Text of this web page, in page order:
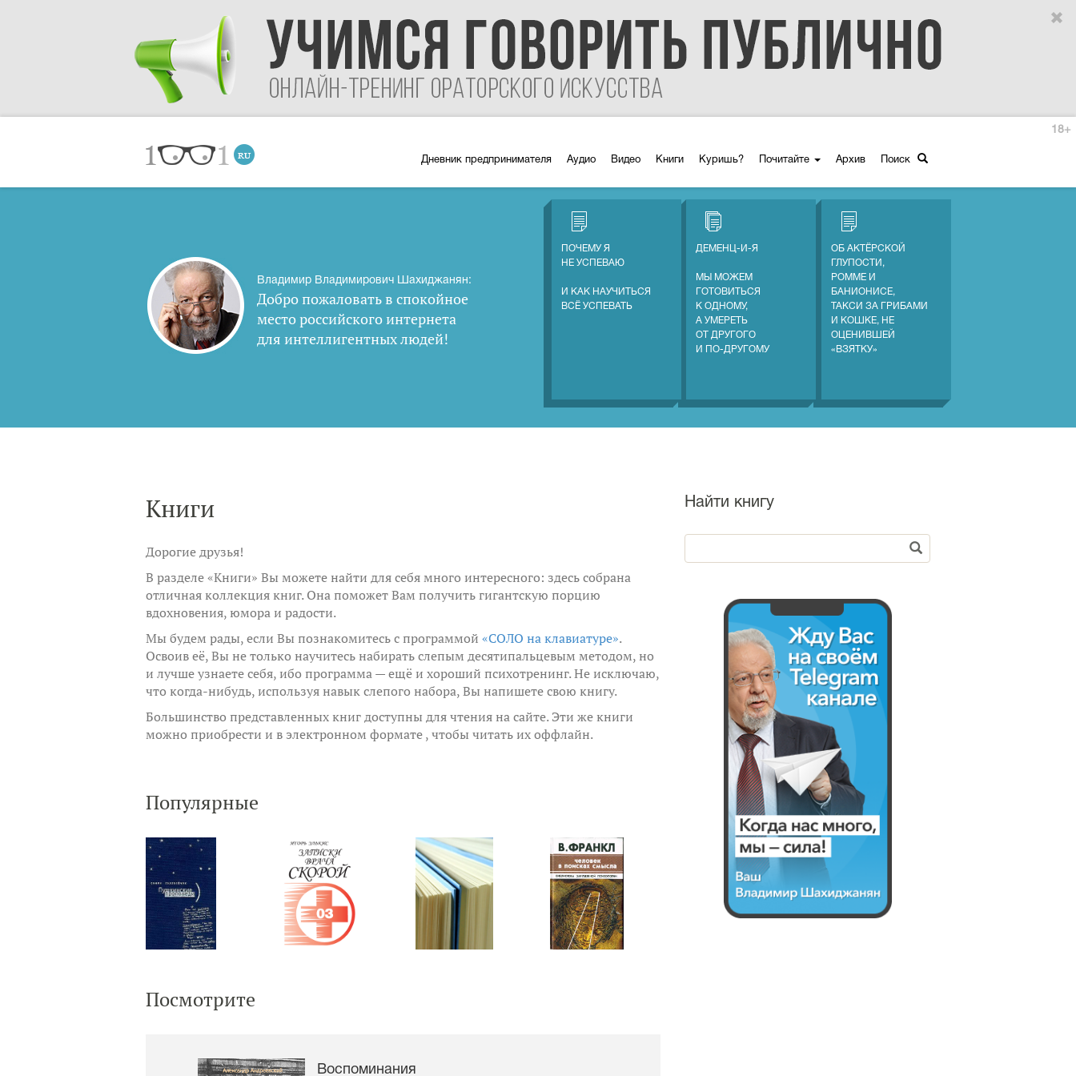
Дневник предпринимателя Аудио Видео Книги Куришь? Почитайте Архив Поиск
18+
Владимир Владимирович Шахиджанян:
Добро пожаловать в спокойное
место российского интернета
для интеллигентных людей!
ПОЧЕМУ Я
НЕ УСПЕВАЮ
И КАК НАУЧИТЬСЯ
ВСЁ УСПЕВАТЬ
ДЕМЕНЦ-И-Я
МЫ МОЖЕМ
ГОТОВИТЬСЯ
К ОДНОМУ,
А УМЕРЕТЬ
ОТ ДРУГОГО
И ПО-ДРУГОМУ
ОБ АКТЁРСКОЙ
ГЛУПОСТИ,
РОММЕ И
БАНИОНИСЕ,
ТАКСИ ЗА ГРИБАМИ
И КОШКЕ, НЕ
ОЦЕНИВШЕЙ
«ВЗЯТКУ»
Книги
Дорогие друзья!
В разделе «Книги» Вы можете найти для себя много интересного: здесь собрана
отличная коллекция книг. Она поможет Вам получить гигантскую порцию
вдохновения, юмора и радости.
Мы будем рады, если Вы познакомитесь с программой «СОЛО на клавиатуре».
Освоив её, Вы не только научитесь набирать слепым десятипальцевым методом, но
и лучше узнаете себя, ибо программа — ещё и хороший психотренинг. Не исключаю,
что когда-нибудь, используя навык слепого набора, Вы напишете свою книгу.
Большинство представленных книг доступны для чтения на сайте. Эти же книги
можно приобрести и в электронном формате , чтобы читать их оффлайн.
Популярные
Посмотрите
Воспоминания
Найти книгу